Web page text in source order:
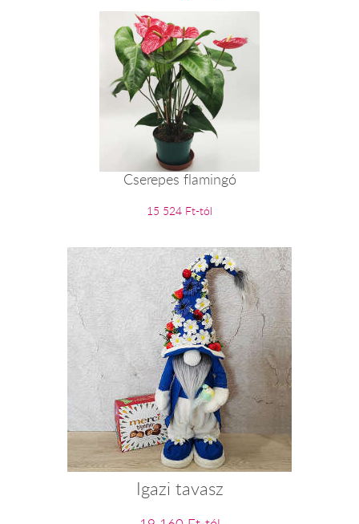
Cserepes flamingó
15 524 Ft-tól
Igazi tavasz